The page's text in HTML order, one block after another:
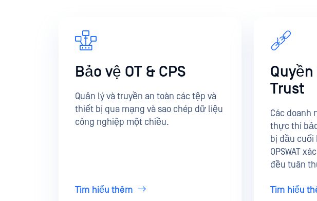
Bảo vệ OT & CPS
Quản lý và truyền an toàn các tệp và
thiết bị qua mạng và sao chép dữ liệu
công nghiệp một chiều.
Tìm hiểu thêm
Trust
Các doanh
thực thi
bị đầu
OPSWAT
đều tuân
Tìm hiểu